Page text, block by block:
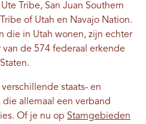
Tribe, San Juan Southern
of Utah en Navajo Nation.
die in Utah wonen, zijn echter
de 574 federaal erkende
staats- en
allemaal een verband
Of je nu op Stamgebieden